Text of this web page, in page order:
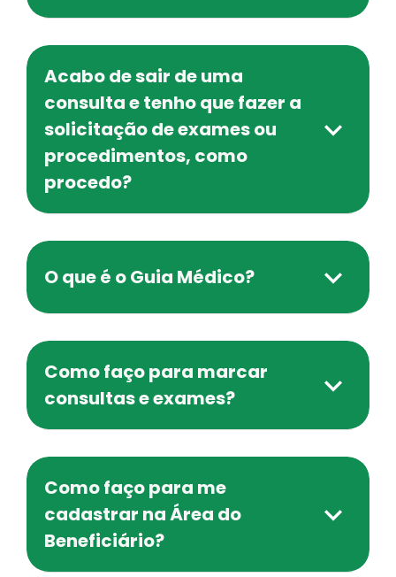
Acabo de sair de uma
consulta e tenho que fazer a
solicitação de exames ou
procedimentos, como
procedo?
O que é o Guia Médico?
Como faço para marcar
consultas e exames?
Como faço para me
cadastrar na Área do
Beneficiário?